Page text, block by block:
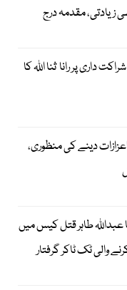
زیادتی، مقدمہ درج
داری پر رانا ثنا اللہ کا
دینے کی منظوری،
طاہر قتل کیس میں
والی ٹک ٹاکر گرفتار